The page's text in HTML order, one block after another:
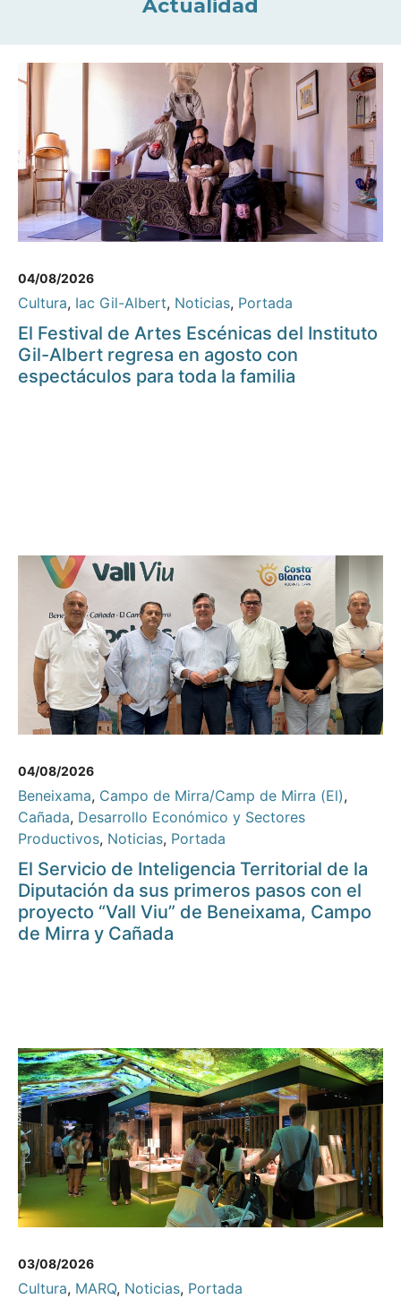
Actualidad
04/08/2026
Cultura, Iac Gil-Albert, Noticias, Portada
El Festival de Artes Escénicas del Instituto
Gil-Albert regresa en agosto con
espectáculos para toda la familia
04/08/2026
Beneixama, Campo de Mirra/Camp de Mirra (El),
Cañada, Desarrollo Económico y Sectores
Productivos, Noticias, Portada
El Servicio de Inteligencia Territorial de la
Diputación da sus primeros pasos con el
proyecto “Vall Viu” de Beneixama, Campo
de Mirra y Cañada
03/08/2026
Cultura, MARQ, Noticias, Portada